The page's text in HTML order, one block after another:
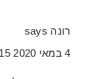
רונה says
4 במאי 2020 at 23:15